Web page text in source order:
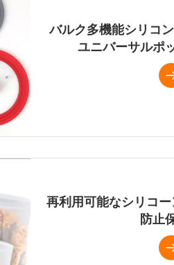
バルク多機能シリコ
ユニバーサルポ
ポットカバーの卸売
お問い
再利用可能なシリコ
防止